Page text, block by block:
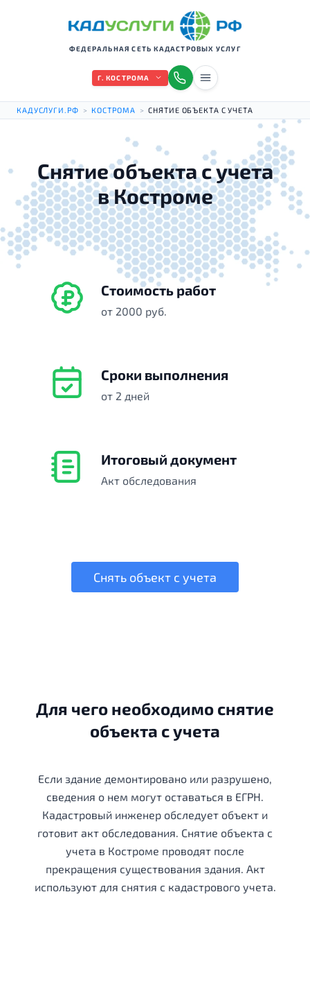
ФЕДЕРАЛЬНАЯ СЕТЬ КАДАСТРОВЫХ УСЛУГ
Г. КОСТРОМА
КАДУСЛУГИ.РФ > КОСТРОМА > СНЯТИЕ ОБЪЕКТА С УЧЕТА
Снятие объекта с учета
в Костроме
Стоимость работ
от 2000 руб.
Сроки выполнения
от 2 дней
Итоговый документ
Акт обследования
Снять объект с учета
Для чего необходимо снятие
объекта с учета
Если здание демонтировано или разрушено,
сведения о нем могут оставаться в ЕГРН.
Кадастровый инженер обследует объект и
готовит акт обследования. Снятие объекта с
учета в Костроме проводят после
прекращения существования здания. Акт
используют для снятия с кадастрового учета.